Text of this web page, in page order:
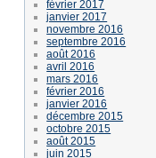
février 2017
janvier 2017
novembre 2016
septembre 2016
août 2016
avril 2016
mars 2016
février 2016
janvier 2016
décembre 2015
octobre 2015
août 2015
juin 2015